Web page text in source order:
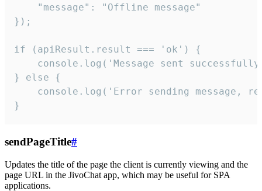
    "message": "Offline message"
});
if (apiResult.result === 'ok') {
console.log('Message sent
} else {
console.log('Error sending message,
}
sendPageTitle#
Updates the title of the page the client is currently viewing and the
page URL in the JivoChat app, which may be useful for SPA
applications.